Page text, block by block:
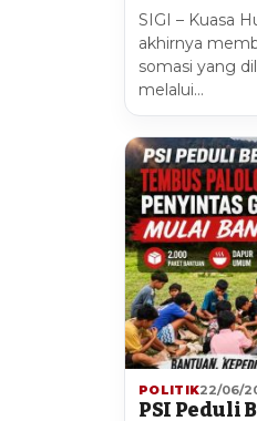
SIGI – Kuasa
akhirnya
somasi yang
melalui…
POLITIK22/06/
PSI Peduli